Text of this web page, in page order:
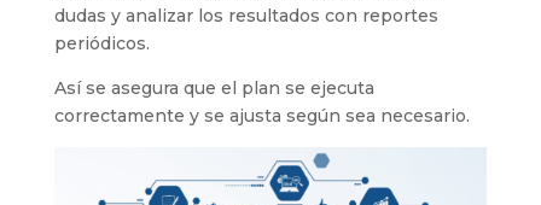
dudas y analizar los resultados con reportes
periódicos.
Así se asegura que el plan se ejecuta
correctamente y se ajusta según sea necesario.